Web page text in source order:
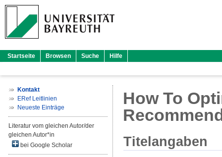
Startseite Browsen Suche Hilfe
Kontakt
ERef Leitlinien
Neueste Einträge
Literatur vom gleichen Autor/der
gleichen Autor*in
bei Google Scholar
How To
Titelangaben